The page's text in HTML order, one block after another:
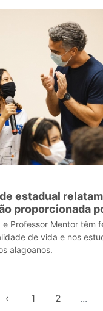
estadual relatam
proporcionada
Educação
e Professor Mentor têm
de vida e nos
alagoanos.
‹ 1 2 ...